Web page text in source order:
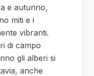
e autunno,
miti e i
vibranti.
di campo
gli alberi si
anche